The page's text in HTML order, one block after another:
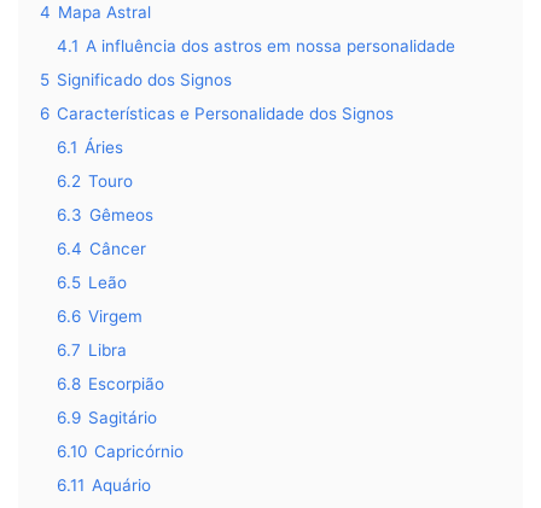
4 Mapa Astral
4.1 A influência dos astros em nossa personalidade
5 Significado dos Signos
6 Características e Personalidade dos Signos
6.1 Áries
6.2 Touro
6.3 Gêmeos
6.4 Câncer
6.5 Leão
6.6 Virgem
6.7 Libra
6.8 Escorpião
6.9 Sagitário
6.10 Capricórnio
6.11 Aquário